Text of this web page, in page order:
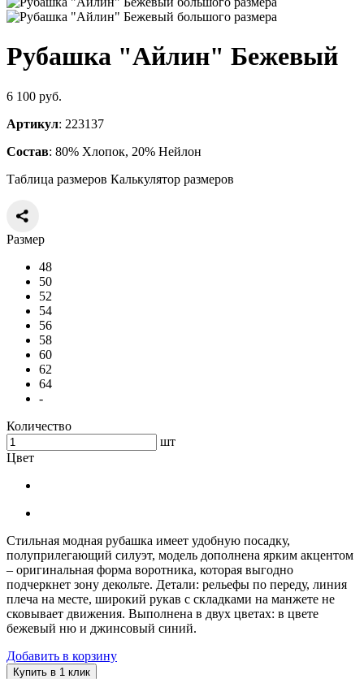
Рубашка "Айлин" Бежевый
6 100 руб.
Артикул: 223137
Состав: 80% Хлопок, 20% Нейлон
Таблица размеров Калькулятор размеров
Размер
48
50
52
54
56
58
60
62
64
-
Количество
шт
Цвет
Стильная модная рубашка имеет удобную посадку,
полуприлегающий силуэт, модель дополнена ярким акцентом
– оригинальная форма воротника, которая выгодно
подчеркнет зону декольте. Детали: рельефы по переду, линия
плеча на месте, широкий рукав с складками на манжете не
сковывает движения. Выполнена в двух цветах: в цвете
бежевый ню и джинсовый синий.
Добавить в корзину
Купить в 1 клик